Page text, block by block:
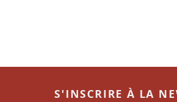
S'INSCRIRE À LA